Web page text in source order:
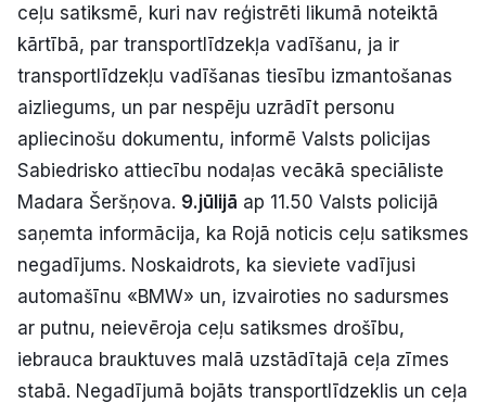
Ziņo redakcijai
E-avīze Abonē
ceļu satiksmē, kuri nav reģistrēti likumā noteiktā
kārtībā, par transportlīdzekļa vadīšanu, ja ir
transportlīdzekļu vadīšanas tiesību izmantošanas
aizliegums, un par nespēju uzrādīt personu
apliecinošu dokumentu, informē Valsts policijas
Sabiedrisko attiecību nodaļas vecākā speciāliste
Madara Šeršņova. 9.jūlijā ap 11.50 Valsts policijā
saņemta informācija, ka Rojā noticis ceļu satiksmes
negadījums. Noskaidrots, ka sieviete vadījusi
automašīnu «BMW» un, izvairoties no sadursmes
ar putnu, neievēroja ceļu satiksmes drošību,
iebrauca brauktuves malā uzstādītajā ceļa zīmes
stabā. Negadījumā bojāts transportlīdzeklis un ceļa